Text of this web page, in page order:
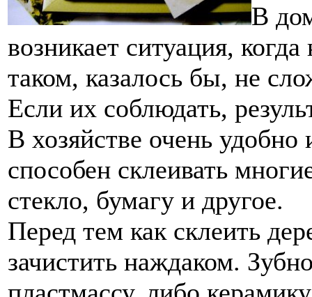
В
возникает ситуация,
таком, казалось бы, не
Если их соблюдать,
В хозяйстве очень
способен склеивать
стекло, бумагу и другое.
Перед тем как склеить
зачистить наждаком.